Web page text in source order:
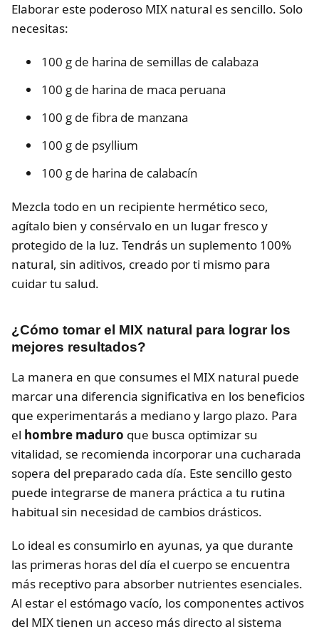
Elaborar este poderoso MIX natural es sencillo. Solo
necesitas:
100 g de harina de semillas de calabaza
100 g de harina de maca peruana
100 g de fibra de manzana
100 g de psyllium
100 g de harina de calabacín
Mezcla todo en un recipiente hermético seco,
agítalo bien y consérvalo en un lugar fresco y
protegido de la luz. Tendrás un suplemento 100%
natural, sin aditivos, creado por ti mismo para
cuidar tu salud.
¿Cómo tomar el MIX natural para lograr los
mejores resultados?
La manera en que consumes el MIX natural puede
marcar una diferencia significativa en los beneficios
que experimentarás a mediano y largo plazo. Para
el hombre maduro que busca optimizar su
vitalidad, se recomienda incorporar una cucharada
sopera del preparado cada día. Este sencillo gesto
puede integrarse de manera práctica a tu rutina
habitual sin necesidad de cambios drásticos.
Lo ideal es consumirlo en ayunas, ya que durante
las primeras horas del día el cuerpo se encuentra
más receptivo para absorber nutrientes esenciales.
Al estar el estómago vacío, los componentes activos
del MIX tienen un acceso más directo al sistema